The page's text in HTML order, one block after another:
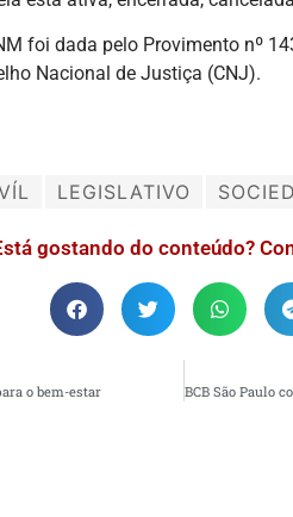
foi dada pelo Provimento nº
Nacional de Justiça (CNJ).
LEGISLATIVO
gostando do conteúdo?
o bem-estar